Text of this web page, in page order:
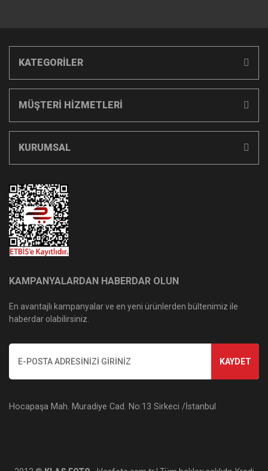
KATEGORİLER
MÜŞTERİ HİZMETLERİ
KURUMSAL
KAMPANYALARDAN HABERDAR OLUN
En avantajlı kampanyalar ve en yeni ürünlerden bültenimiz ile
haberdar olabilirsiniz.
KAYDET
Hocapaşa Mah. Muradiye Cad. No:13 Sirkeci /İstanbul